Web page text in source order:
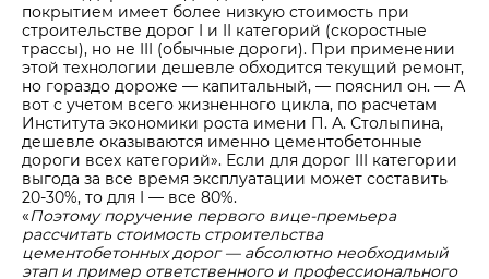
покрытием имеет более низкую стоимость при
строительстве дорог I и II категорий (скоростные
трассы), но не III (обычные дороги). При применении
этой технологии дешевле обходится текущий ремонт,
но гораздо дороже — капитальный, — пояснил он. — А
вот с учетом всего жизненного цикла, по расчетам
Института экономики роста имени П. А. Столыпина,
дешевле оказываются именно цементобетонные
дороги всех категорий». Если для дорог III категории
выгода за все время эксплуатации может составить
20-30%, то для I — все 80%.
«Поэтому поручение первого вице-премьера
рассчитать стоимость строительства
цементобетонных дорог — абсолютно необходимый
этап и пример ответственного и профессионального